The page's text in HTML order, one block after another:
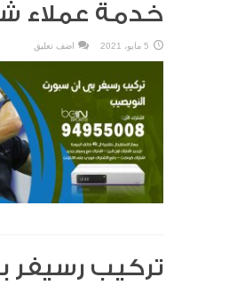
خدمة عملاء
5 مايو، 2021 اضف تعليق